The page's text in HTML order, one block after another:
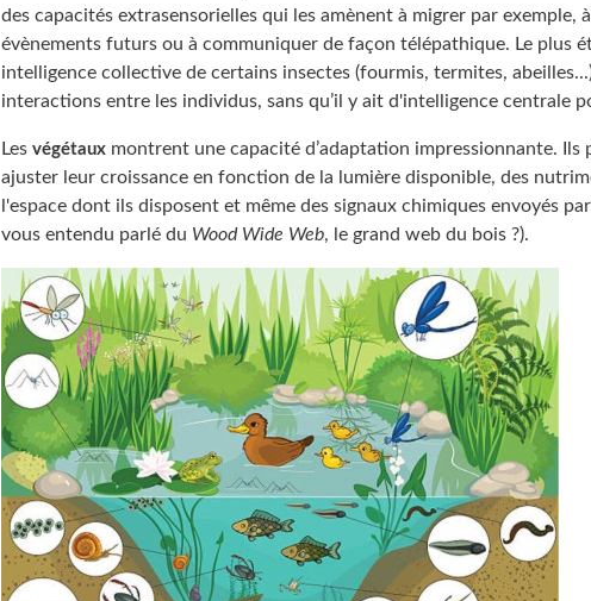
des capacités extrasensorielles qui les amènent à migrer par exemple,
évènements futurs ou à communiquer de façon télépathique. Le plus
intelligence collective de certains insectes (fourmis, termites,
interactions entre les individus, sans qu’il y ait d'intelligence centrale
Les végétaux montrent une capacité d’adaptation impressionnante. Ils
ajuster leur croissance en fonction de la lumière disponible, des
l'espace dont ils disposent et même des signaux chimiques envoyés
vous entendu parlé du Wood Wide Web, le grand web du bois ?).